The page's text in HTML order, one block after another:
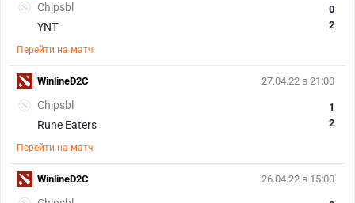
Chipsbl
YNT
0
2
Перейти на матч
27.04.22 в 21:00
Chipsbl
Rune Eaters
1
2
Перейти на матч
WinlineD2C
26.04.22 в 15:00
WinlineD2C